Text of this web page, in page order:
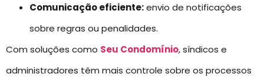
Comunicação eficiente:envio de notificações
sobre regras ou penalidades.
Com soluções como Seu Condomínio, síndicos e
administradores têm mais controle sobre os processos